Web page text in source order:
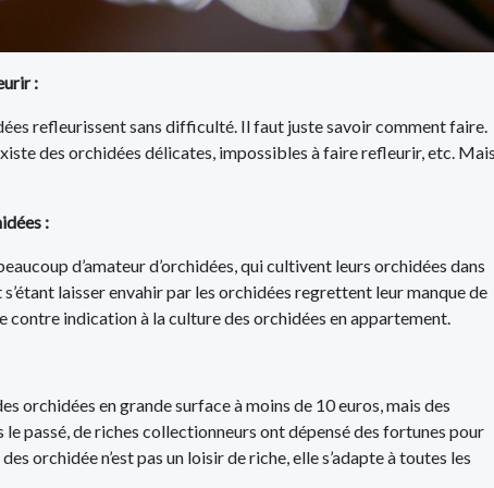
:
refleurissent sans difficulté. Il faut juste savoir comment faire.
des orchidées délicates, impossibles à faire refleurir, etc.
:
d’amateur d’orchidées, qui cultivent leurs orchidées dans
laisser envahir par les orchidées regrettent leur manque de
contre indication à la culture des orchidées en appartement.
orchidées en grande surface à moins de 10 euros, mais des
passé, de riches collectionneurs ont dépensé des fortunes pour
orchidée n’est pas un loisir de riche, elle s’adapte à toutes les